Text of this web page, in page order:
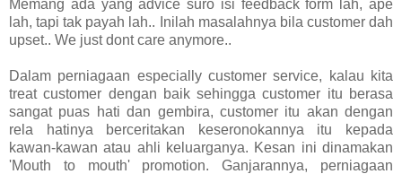
Memang ada yang advice suro isi feedback form lah, ape
lah, tapi tak payah lah.. Inilah masalahnya bila customer dah
upset.. We just dont care anymore..
Dalam perniagaan especially customer service, kalau kita
treat customer dengan baik sehingga customer itu berasa
sangat puas hati dan gembira, customer itu akan dengan
rela hatinya berceritakan keseronokannya itu kepada
kawan-kawan atau ahli keluarganya. Kesan ini dinamakan
'Mouth to mouth' promotion. Ganjarannya, perniagaan